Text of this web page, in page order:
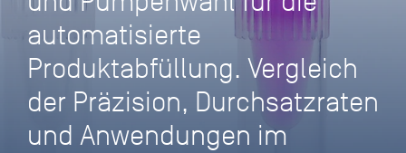
automatisierte
Produktabfüllung. Vergleich
der Präzision, Durchsatzraten
und Anwendungen im